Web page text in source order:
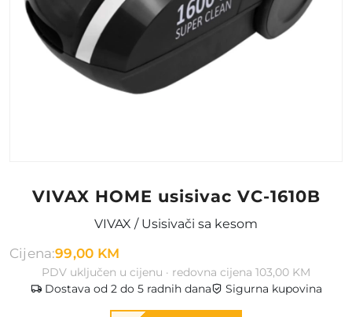
VIVAX HOME usisivac VC-1610B
VIVAX / Usisivači sa kesom
Cijena:99,00 KM
PDV uključen u cijenu · redovna cijena 103,00 KM
Dostava od 2 do 5 radnih dana
Sigurna kupovina